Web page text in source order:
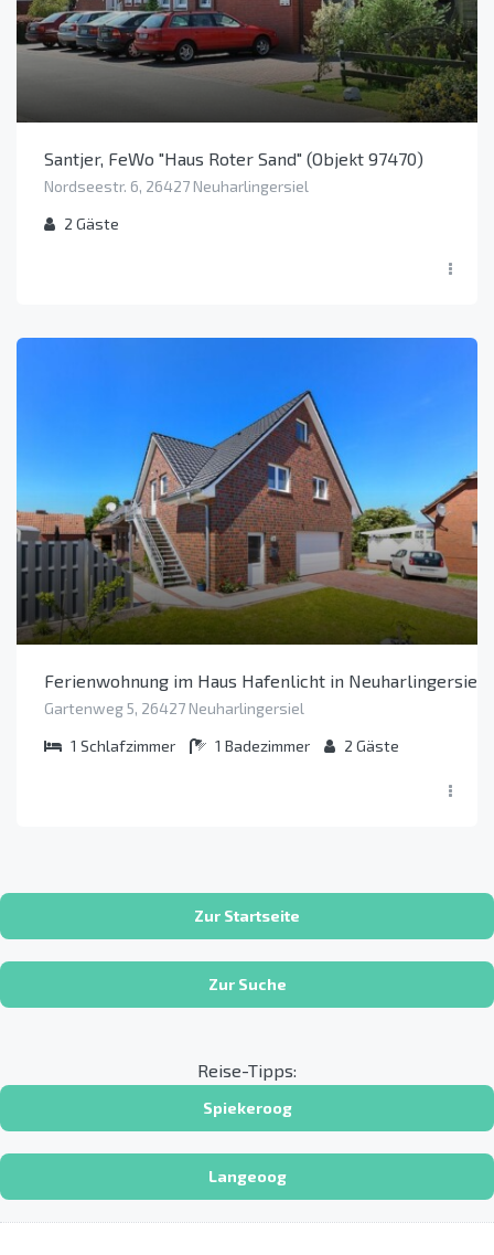
Santjer, FeWo "Haus Roter Sand" (Objekt 97470)
Nordseestr. 6, 26427 Neuharlingersiel
2 Gäste
Ferienwohnung im Haus Hafenlicht in Neuharlingersiel
Gartenweg 5, 26427 Neuharlingersiel
1 Schlafzimmer 1 Badezimmer 2 Gäste
Zur Startseite
Zur Suche
Reise-Tipps:
Spiekeroog
Langeoog